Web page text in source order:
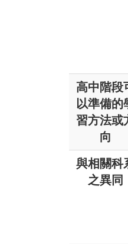
高中階段
以準備的
習方法或
向
與相關科
之異同